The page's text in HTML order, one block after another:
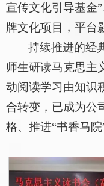
宣传文化引导基金
牌文化项目，平台
持续推进的经
师生研读马克思主
动阅读学习由知识
合转变，已成为公
格、推进“书香马院